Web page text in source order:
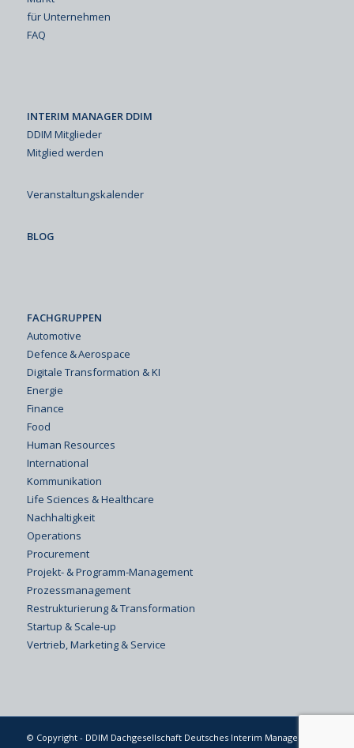
für Unternehmen
FAQ
INTERIM MANAGER DDIM
DDIM Mitglieder
Mitglied werden
Veranstaltungskalender
BLOG
FACHGRUPPEN
Automotive
Defence & Aerospace
Digitale Transformation & KI
Energie
Finance
Food
Human Resources
International
Kommunikation
Life Sciences & Healthcare
Nachhaltigkeit
Operations
Procurement
Projekt- & Programm-Management
Prozessmanagement
Restrukturierung & Transformation
Startup & Scale-up
Vertrieb, Marketing & Service
© Copyright - DDIM Dachgesellschaft Deutsches Interim Management